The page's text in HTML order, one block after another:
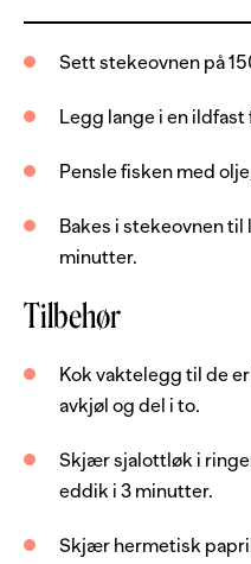
800 g
langefilet,
Server med
8 stk
1 stk
2
ss
eddik
8
stk
hermetiske
Sett stekeovnen på
Legg lange i en
Pensle fisken med
Bakes i stekeovnen til
minutter.
Tilbehør
Kok vaktelegg til de
avkjøl og del i to.
Skjær sjalottløk i
eddik i 3 minutter.
Skjær hermetisk